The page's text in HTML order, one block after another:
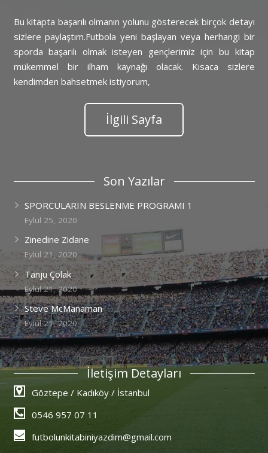
Bu kitapta başarılı olmanın yolunu gösterecek birçok detayı
sizlere paylaştım.Futbola yeni başlayan veya herhangi bir
sporda başarılı olmak isteyen gençlerimiz için bu kitap
mükemmel bir ilham kaynağı olacak. Kısaca sizlere
kendimden bahsetmek istiyorum,
İlgili Sayfa
Son Yazılar
SPORCULARIN BESLENME PROGRAMI 1
Eylül 25, 2020
Zinedine Zidane
Eylül 21, 2020
Tanju Çolak
Eylül 21, 2020
Steve McManaman
Eylül 21, 2020
İletişim Detayları
Göztepe / Kadıköy / İstanbul
0546 957 07 11
futbolunkitabiniyazdim@gmail.com